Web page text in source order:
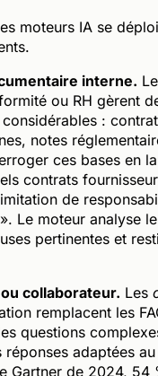
moteurs IA se
interne.
ou RH gèrent
:
notes
ces bases en
contrats
de
Le moteur analyse
pertinentes et
collaborateur. Les
remplacent les
questions
réponses adaptées
Gartner de 2024, 54